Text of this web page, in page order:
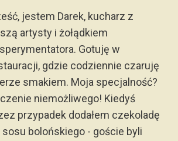
jestem Darek, kucharz z
artysty i żołądkiem
Gotuję w
gdzie codziennie czaruję
smakiem. Moja specjalność?
niemożliwego! Kiedyś
przypadek dodałem czekoladę
sosu bolońskiego - goście byli